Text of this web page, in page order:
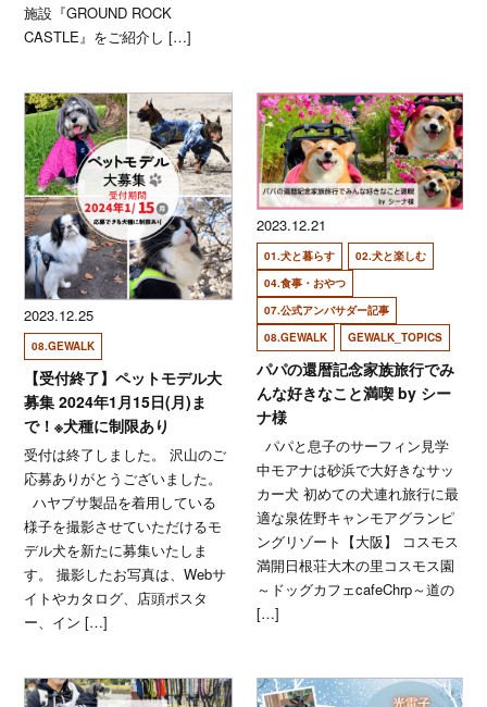
施設『GROUND ROCK
CASTLE』をご紹介し […]
2023.12.25
08.GEWALK
【受付終了】ペットモデル大
募集 2024年1月15日(月)ま
で！※犬種に制限あり
受付は終了しました。 沢山のご
応募ありがとうございました。
ハヤブサ製品を着用している
様子を撮影させていただけるモ
デル犬を新たに募集いたしま
す。 撮影したお写真は、Webサ
イトやカタログ、店頭ポスタ
ー、イン […]
2023.12.21
01.犬と暮らす
02.犬と楽しむ
04.食事・おやつ
07.公式アンバサダー記事
08.GEWALK
GEWALK_TOPICS
パパの還暦記念家族旅行でみ
んな好きなこと満喫 by シー
ナ様
パパと息子のサーフィン見学
中モアナは砂浜で大好きなサッ
カー犬 初めての犬連れ旅行に最
適な泉佐野キャンモアグランピ
ングリゾート【大阪】 コスモス
満開日根荘大木の里コスモス園
～ドッグカフェcafeChrp～道の
[…]